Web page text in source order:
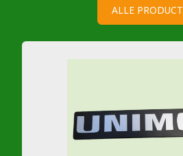
ALLE